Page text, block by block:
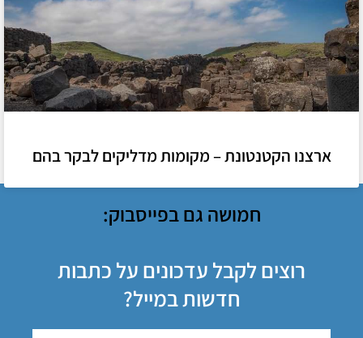
ארצנו הקטנטונת – מקומות מדליקים לבקר בהם
חמושה גם בפייסבוק:
רוצים לקבל עדכונים על כתבות
חדשות במייל?